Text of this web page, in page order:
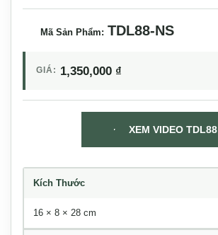
Mã Sản Phẩm: TDL88-NS
GIÁ: 1,350,000 ₫
XEM VIDEO TDL88
Kích Thước
16 × 8 × 28 cm